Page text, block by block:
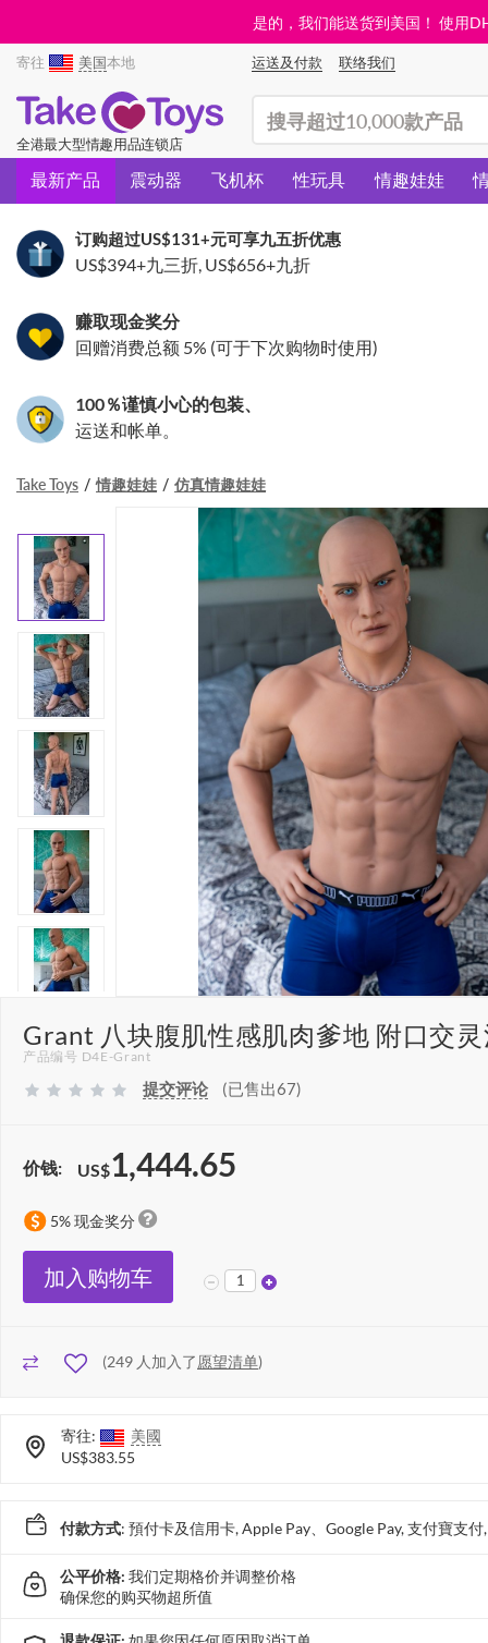
是的，我们能送货到美国！ 使用
寄往 美国本地 运送及付款 联络我们
全港最大型情趣用品连锁店
最新产品 震动器 飞机杯 性玩具 情趣娃娃
订购超过US$131+元可享九五折优惠
US$394+九三折, US$656+九折
赚取现金奖分
回赠消费总额 5% (可于下次购物时使用)
100％谨慎小心的包装、
运送和帐单。
Take Toys 情趣娃娃 仿真情趣娃娃
Grant 八块腹肌性感肌肉爹地 附口交
产品编号 D4E-Grant
提交评论 (已售出67)
价钱: US$1,444.65
5% 现金奖分
加入购物车
(249 人加入了愿望清单)
寄往:
美國
US$383.55
付款方式: 預付卡及信用卡, Apple Pay、Google Pay, 支付寶支
公平价格: 我们定期格价并调整价格
确保您的购买物超所值